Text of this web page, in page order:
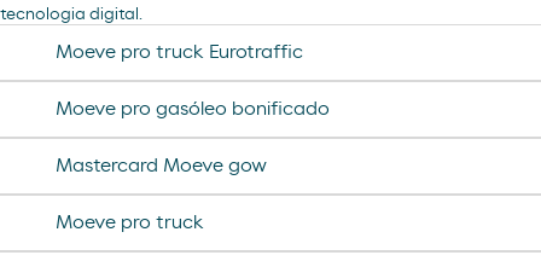
desodorante spray axe
chorizo revilla
helado magnun
helado calippo
tecnologia digital.
Moeve pro truck Eurotraffic
Moeve pro gasóleo bonificado
Mastercard Moeve gow
Moeve pro truck